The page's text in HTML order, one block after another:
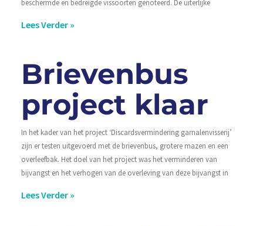
beschermde en bedreigde vissoorten genoteerd. De uiterlijke
Lees Verder »
Brievenbus
project klaar
In het kader van het project ‘Discardsvermindering garnalenvisserij’
zijn er testen uitgevoerd met de brievenbus, grotere mazen en een
overleefbak. Het doel van het project was het verminderen van
bijvangst en het verhogen van de overleving van deze bijvangst in
Lees Verder »